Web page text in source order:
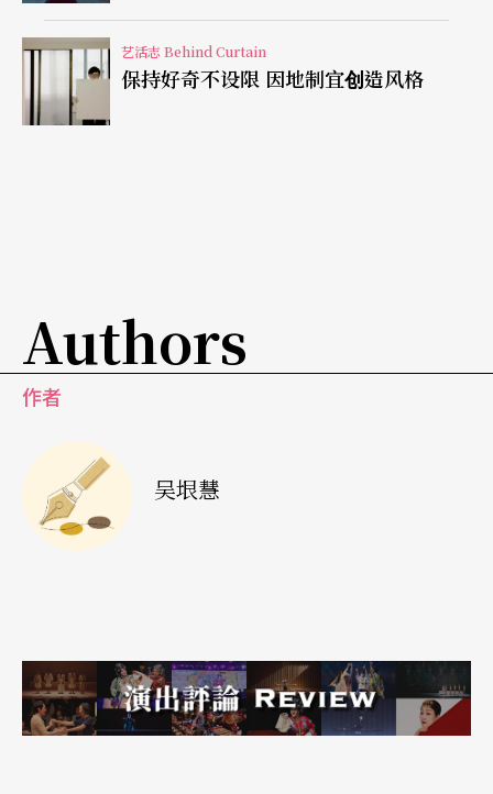
前还发出「寻人启事」，希望能与张士贤后人取得
联系，仍无下文。因此，这次展览只能翻摄张士贤
当时参加日本摄影竞赛得奖的相关文献资料与照
九六五年郑桑溪与其学生张照堂，在美而廉画廊展
出三天的「现代摄影展」，揭开台湾现代摄影序
影，但是不只是肤浅的，一按即是的『记录』摄
影。我们希望能用作品说明真实的人生——有哲学意
味的，有感情冲击力的，赋有作者情感的作品。」
艺术群」成立，郭英声、叶政良、胡永、凌明声、
张照堂、张国雄、庄灵、周栋国、谢震基、刘华震
艺活志 Behind Curtain
保持好奇不设限 因地制宜创造风格
Authors
作者
吴垠慧